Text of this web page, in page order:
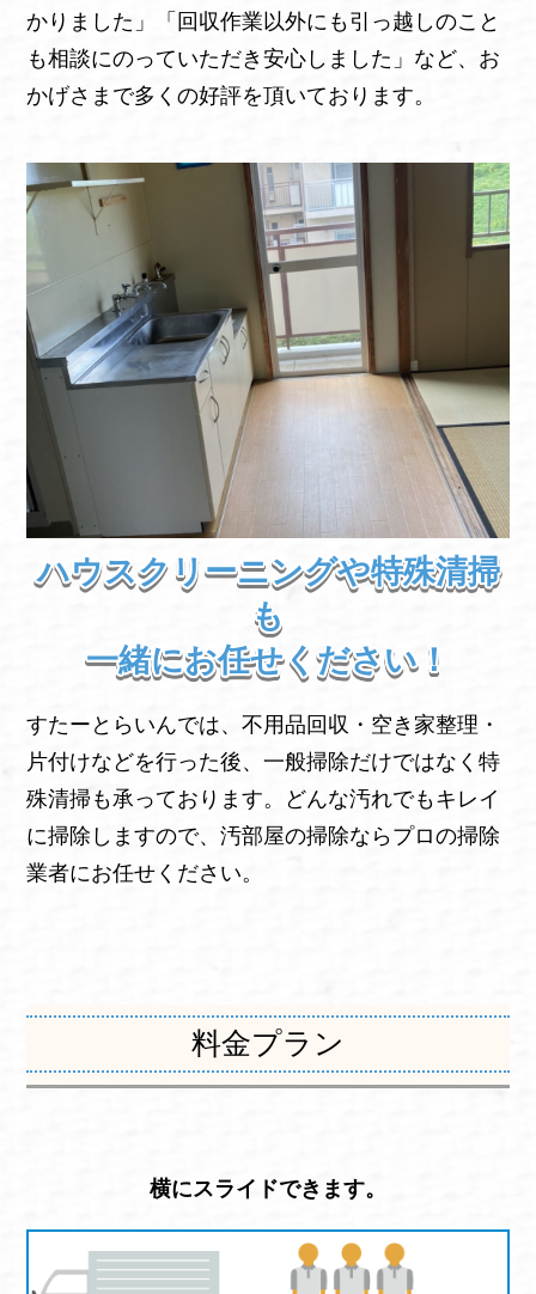
かりました」「回収作業以外にも引っ越しのこと
も相談にのっていただき安心しました」など、お
かげさまで多くの好評を頂いております。
ハウスクリーニングや特殊清掃
も
一緒にお任せください！
すたーとらいんでは、不用品回収・空き家整理・
片付けなどを行った後、一般掃除だけではなく特
殊清掃も承っております。どんな汚れでもキレイ
に掃除しますので、汚部屋の掃除ならプロの掃除
業者にお任せください。
料金プラン
横にスライドできます。